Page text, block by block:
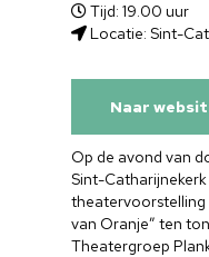
Op de avond van
Sint-
theatervoorstelling
van Oranje” ten
Theatergroep
Tijd: 19.00 uur
Locatie: Sint-
Naar